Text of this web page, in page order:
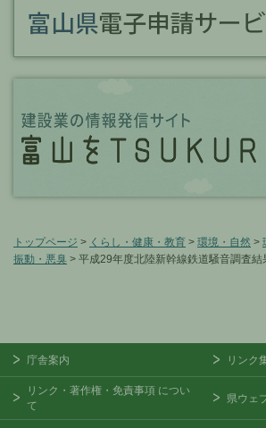
トップページ > くらし・健康・教育 > 環境・自然 >
振動・悪臭 > 平成29年度北陸新幹線鉄道騒音調査結
庁舎案内 リンク
リンク・著作権・免責事項 につい
て
県ウェ